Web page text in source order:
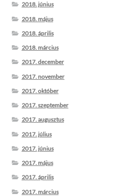
2018. június
2018. május
2018. április
2018. március
2017. december
2017. november
2017. október
2017. szeptember
2017. augusztus
2017. július
2017. június
2017. május
2017. április
2017. március